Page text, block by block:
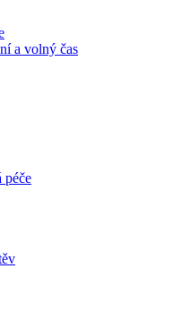
a volný čas
péče